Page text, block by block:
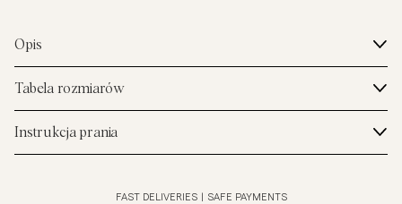
Opis
Tabela rozmiarów
Instrukcja prania
FAST DELIVERIES SAFE PAYMENTS